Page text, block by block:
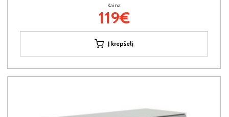
Kaina:
119€
Į krepšelį